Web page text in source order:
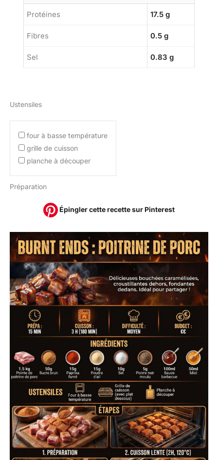
Protéines 17.5 g
Fibres 0.5 g
Sel 0.83 g
Ustensiles
four à basse température
grille de cuisson
planche à découper
Préparation
Épingler cette recette sur Pinterest